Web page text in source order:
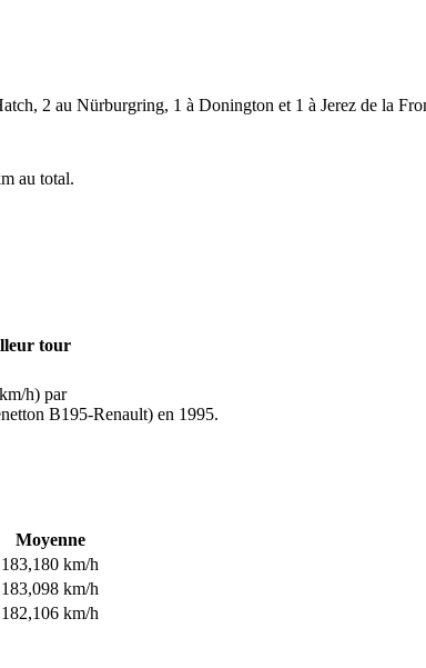
2 au Nürburgring, 1 à Donington et 1 à Jerez de la
au total.
tour
h) par
B195-Renault) en 1995.
Moyenne
183,180 km/h
183,098 km/h
182,106 km/h